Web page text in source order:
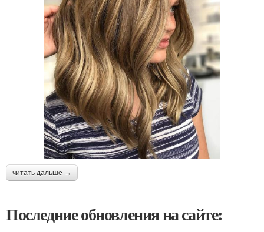
читать дальше →
Последние обновления на сайте: